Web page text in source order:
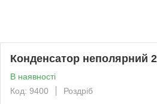
Конденсатор неполярний
В наявності
Код: 9400
Роздріб